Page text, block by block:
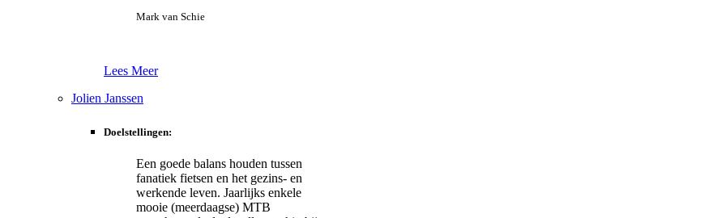
Mark van Schie
Lees Meer
Jolien Janssen
Doelstellingen:
Een goede balans houden tussen
fanatiek fietsen en het gezins- en
werkende leven. Jaarlijks enkele
mooie (meerdaagse) MTB